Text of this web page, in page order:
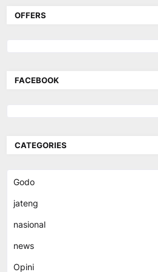
OFFERS
FACEBOOK
CATEGORIES
Godo
jateng
nasional
news
Opini